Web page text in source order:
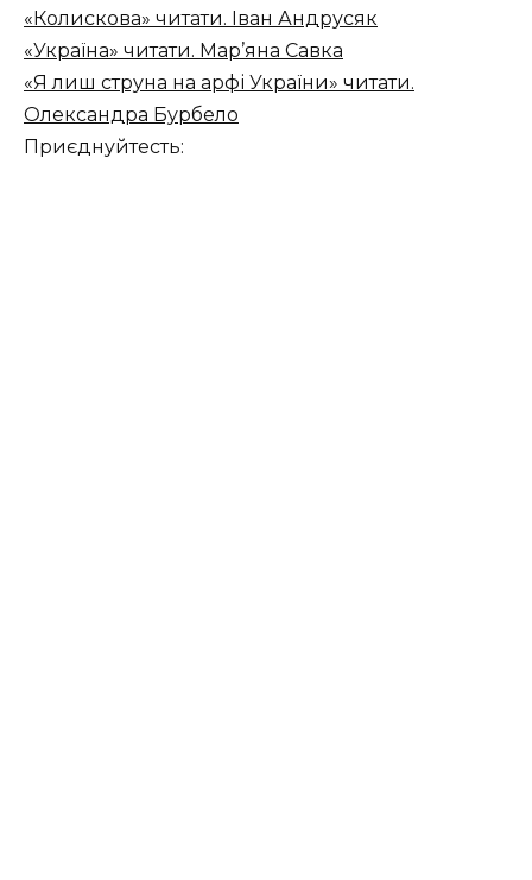
«Колискова» читати. Іван Андрусяк
«Україна» читати. Мар’яна Савка
«Я лиш струна на арфі України» читати.
Олександра Бурбело
Приєднуйтесть: